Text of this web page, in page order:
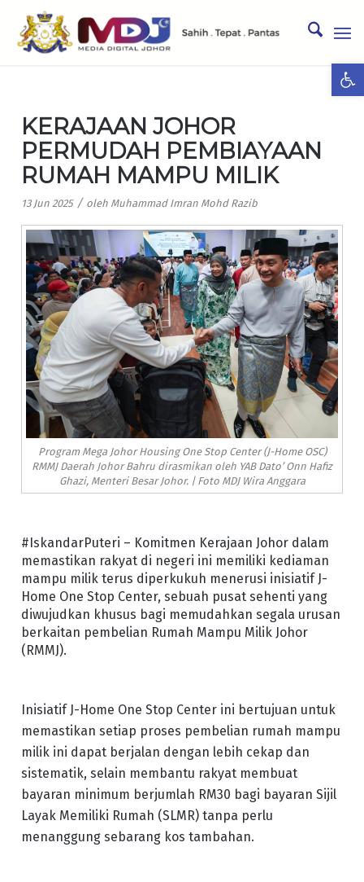
KERAJAAN JOHOR
PERMUDAH PEMBIAYAAN
RUMAH MAMPU MILIK
13 Jun 2025 / oleh Muhammad Imran Mohd Razib
Program Mega Johor Housing One Stop Center (J-Home OSC)
RMMJ Daerah Johor Bahru dirasmikan oleh YAB Dato’ Onn Hafiz
Ghazi, Menteri Besar Johor. | Foto MDJ Wira Anggara
#IskandarPuteri – Komitmen Kerajaan Johor dalam
memastikan rakyat di negeri ini memiliki kediaman
mampu milik terus diperkukuh menerusi inisiatif J-
Home One Stop Center, sebuah pusat sehenti yang
diwujudkan khusus bagi memudahkan segala urusan
berkaitan pembelian Rumah Mampu Milik Johor
(RMMJ).
Inisiatif J-Home One Stop Center ini bertujuan untuk
memastikan setiap proses pembelian rumah mampu
milik ini dapat berjalan dengan lebih cekap dan
sistematik, selain membantu rakyat membuat
bayaran minimum berjumlah RM30 bagi bayaran Sijil
Layak Memiliki Rumah (SLMR) tanpa perlu
menanggung sebarang kos tambahan.